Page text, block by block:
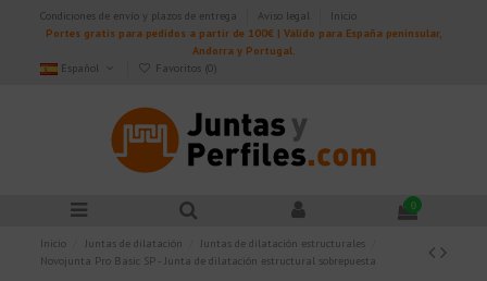
Condiciones de envío y plazos de entrega Aviso legal
Inicio
Portes gratis para pedidos a partir de 100€ | Válido para España peninsular,
Andorra y Portugal.
Español
Favoritos (0)
0
Inicio Juntas de dilatación
Juntas de dilatación estructurales
Novojunta Pro Basic SP - Junta de dilatación estructural sobrepuesta